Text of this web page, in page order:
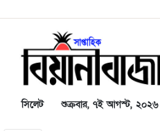
সিলেট শুক্রবার, ৭ই আগস্ট, ২০২৬